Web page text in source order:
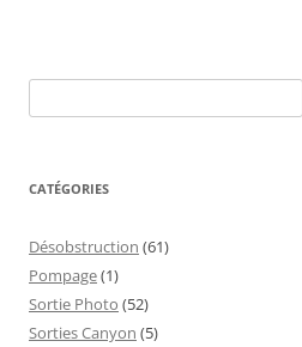
CATÉGORIES
Désobstruction (61)
Pompage(1)
Sortie Photo (52)
Sorties Canyon (5)